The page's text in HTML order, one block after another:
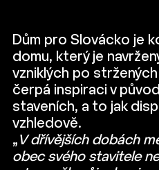
Dům pro Slovácko je
domu, který je
vzniklých po
čerpá inspiraci v
staveních, a to jak
vzhledově.
„ V dřívějších dobách
obec svého stavitele